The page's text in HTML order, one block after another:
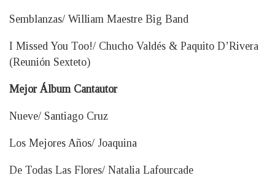
Semblanzas/ William Maestre Big Band
I Missed You Too!/ Chucho Valdés & Paquito D’Rivera
(Reunión Sexteto)
Mejor Álbum Cantautor
Nueve/ Santiago Cruz
Los Mejores Años/ Joaquina
De Todas Las Flores/ Natalia Lafourcade